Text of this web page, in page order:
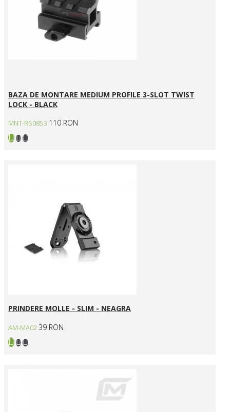
BAZA DE MONTARE MEDIUM PROFILE 3-SLOT TWIST
LOCK - BLACK
MNT-RS08S3 110 RON
PRINDERE MOLLE - SLIM - NEAGRA
AM-MA02 39 RON